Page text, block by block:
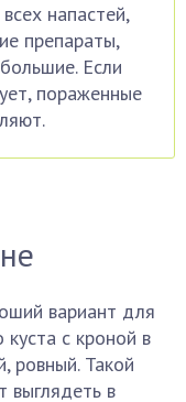
напастей,
препараты,
Если
пораженные
вариант для
с кроной в
ровный. Такой
выглядеть в